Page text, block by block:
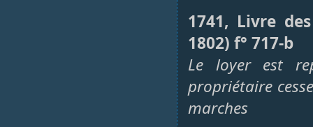
1741, Livre
1802) f° 717-b
Le loyer est
propriétaire
marches